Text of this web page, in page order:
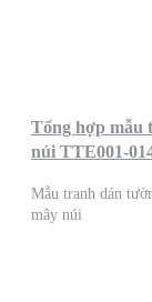
Tổng hợp mẫu
núi TTE001-
Mẫu tranh dán
mây núi